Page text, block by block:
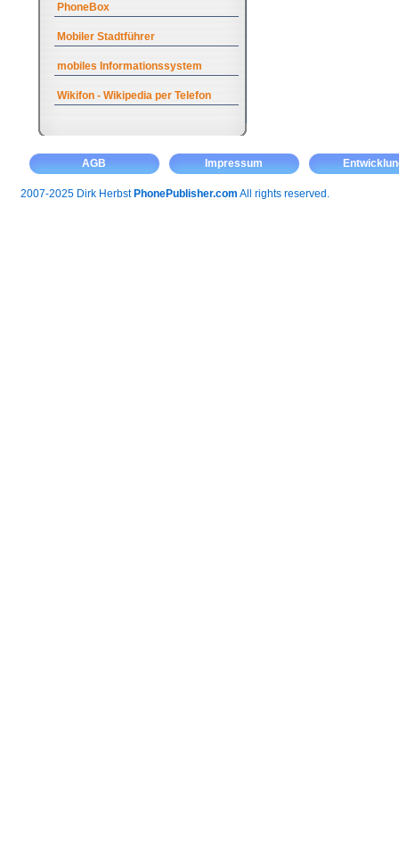
PhoneBox
Mobiler Stadtführer
mobiles Informationssystem
Wikifon - Wikipedia per Telefon
AGB Impressum
2007-2025 Dirk Herbst PhonePublisher.com All rights reserved.